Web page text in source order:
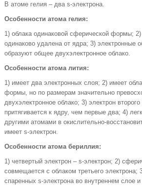
В атоме гелия – два s-электрона.
Особенности атома гелия:
1) облака одинаковой сферической формы;
одинаково удалена от ядра; 3) электронные
образуют общее двухэлектронное облако.
Особенности атома лития:
1) имеет два электронных слоя; 2) имеет
формы, но по размерам значительно
двухэлектронное облако; 3) электрон
притягивается к ядру, чем первые два; 4)
другими атомами в окислительно-
имеет s-электрон.
Особенности атома бериллия:
1) четвертый электрон – s-электрон; 2)
совмещается с облаком третьего электрона;
спаренных s-электрона во внутреннем слое